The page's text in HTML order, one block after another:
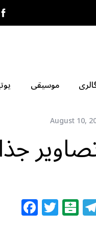
موسیقی
August 10,
F T B